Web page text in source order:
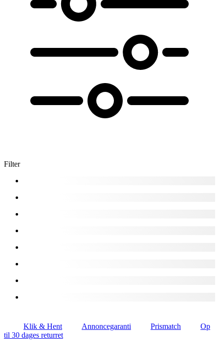
Filter
Klik & Hent Annoncegaranti Prismatch
Op
til 30 dages returret